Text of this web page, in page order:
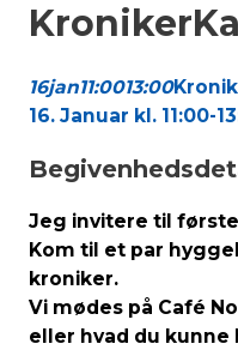
16jan11:0013:00
16. Januar kl. 11:00-
Jeg invitere til
Kom til et par
kroniker.
Vi mødes på Café
eller hvad du kunne